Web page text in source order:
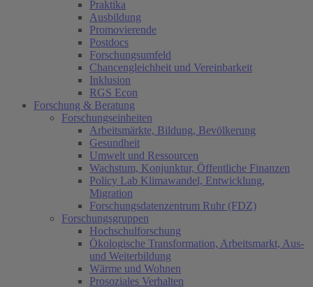
Praktika
Ausbildung
Promovierende
Postdocs
Forschungsumfeld
Chancengleichheit und Vereinbarkeit
Inklusion
RGS Econ
Forschung & Beratung
Forschungseinheiten
Arbeitsmärkte, Bildung, Bevölkerung
Gesundheit
Umwelt und Ressourcen
Wachstum, Konjunktur, Öffentliche Finanzen
Policy Lab Klimawandel, Entwicklung,
Migration
Forschungsdatenzentrum Ruhr (FDZ)
Forschungsgruppen
Hochschulforschung
Ökologische Transformation, Arbeitsmarkt, Aus-
und Weiterbildung
Wärme und Wohnen
Prosoziales Verhalten